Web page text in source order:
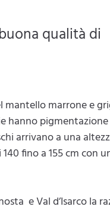
qualità di
mantello marrone e
hanno pigmentazione
arrivano a una
fino a 155 cm con
e Val d’Isarco la